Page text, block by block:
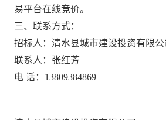
易平台在线竞价。
三、联系方式：
招标人：清水县城市建设投资有限公
联系人：张红芳
电 话：13809384869